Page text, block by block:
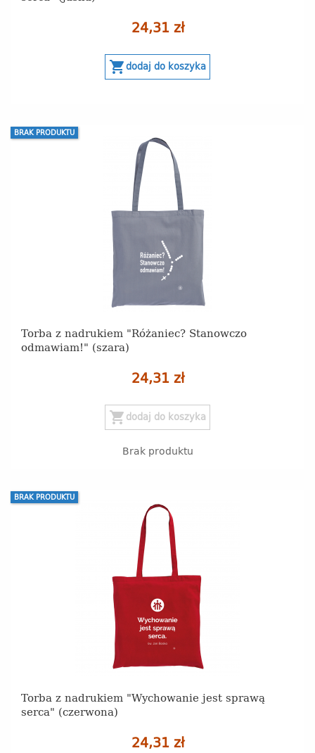
24,31 zł
shopping_cartdodaj do koszyka
Torba z nadrukiem "Różaniec? Stanowczo
odmawiam!" (szara)
24,31 zł
BRAK PRODUKTU
shopping_cart dodaj do koszyka
Brak produktu
Torba z nadrukiem "Wychowanie jest sprawą
serca" (czerwona)
24,31 zł
BRAK PRODUKTU